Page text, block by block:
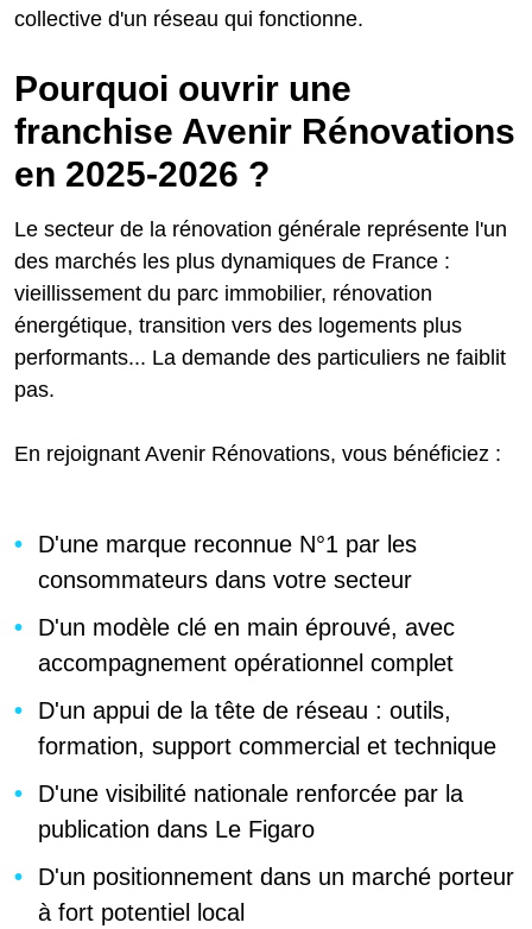
collective d'un réseau qui fonctionne.
Pourquoi ouvrir une
franchise Avenir Rénovations
en 2025-2026 ?
Le secteur de la rénovation générale représente l'un
des marchés les plus dynamiques de France :
vieillissement du parc immobilier, rénovation
énergétique, transition vers des logements plus
performants... La demande des particuliers ne faiblit
pas.
En rejoignant Avenir Rénovations, vous bénéficiez :
D'une marque reconnue N°1 par les
consommateurs dans votre secteur
D'un modèle clé en main éprouvé, avec
accompagnement opérationnel complet
D'un appui de la tête de réseau : outils,
formation, support commercial et technique
D'une visibilité nationale renforcée par la
publication dans Le Figaro
D'un positionnement dans un marché porteur
à fort potentiel local